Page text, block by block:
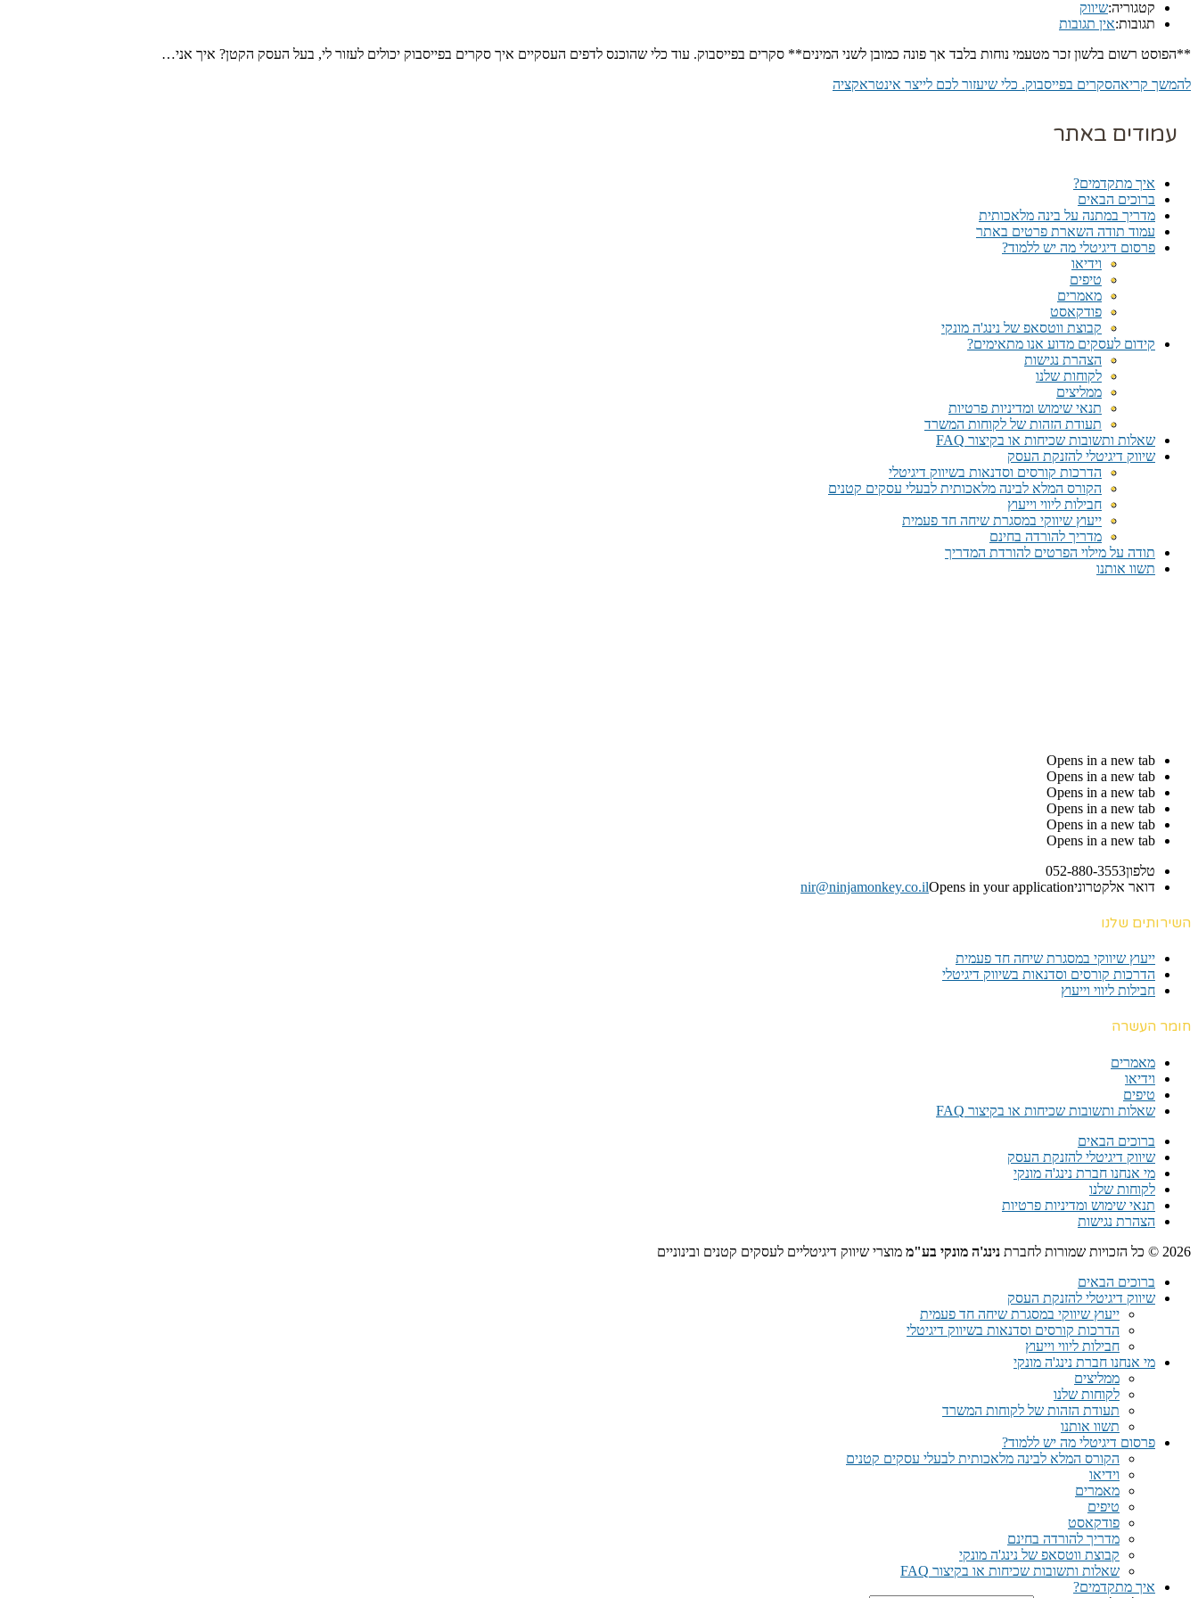
קטגוריה:שיווק
תגובות:אין תגובות
**הפוסט רשום בלשון זכר מטעמי נוחות בלבד אך פונה כמובן לשני המינים** סקרים בפייסבוק. עוד כלי שהוכנס לדפים העסקיים איך סקרים בפייסבוק יכולים לעזור לי, בעל העסק הקטן? איך אני…
להמשך קריאהסקרים בפייסבוק. כלי שיעזור לכם לייצר אינטראקציה
עמודים באתר
איך מתקדמים?
ברוכים הבאים
מדריך במתנה על בינה מלאכותית
עמוד תודה השארת פרטים באתר
פרסום דיגיטלי מה יש ללמוד?
וידיאו
טיפים
מאמרים
פודקאסט
קבוצת ווטסאפ של נינג'ה מונקי​
קידום לעסקים מדוע אנו מתאימים?
הצהרת נגישות
לקוחות שלנו
ממליצים
תנאי שימוש ומדיניות פרטיות
תעודת הזהות של לקוחות המשרד
שאלות ותשובות שכיחות או בקיצור FAQ
שיווק דיגיטלי להזנקת העסק
הדרכות קורסים וסדנאות בשיווק דיגיטלי
הקורס המלא לבינה מלאכותית לבעלי עסקים קטנים
חבילות ליווי וייעוץ
ייעוץ שיווקי במסגרת שיחה חד פעמית​
מדריך להורדה בחינם
תודה על מילוי הפרטים להורדת המדריך
תשוו אותנו
Opens in a new tab
Opens in a new tab
Opens in a new tab
Opens in a new tab
Opens in a new tab
Opens in a new tab
טלפון052-880-3553
דואר אלקטרוני
nir@ninjamonkey.co.ilOpens in your application
השירותים שלנו
ייעוץ שיווקי במסגרת שיחה חד פעמית​
הדרכות קורסים וסדנאות בשיווק דיגיטלי
חבילות ליווי וייעוץ
חומר העשרה
מאמרים
וידיאו
טיפים
שאלות ותשובות שכיחות או בקיצור FAQ
ברוכים הבאים
שיווק דיגיטלי להזנקת העסק
מי אנחנו חברת נינג'ה מונקי
לקוחות שלנו
תנאי שימוש ומדיניות פרטיות
הצהרת נגישות
2026 © כל הזכויות שמורות לחברת
נינג'ה מונקי בע"מ מוצרי שיווק דיגיטליים לעסקים קטנים ובינוניים
ברוכים הבאים
שיווק דיגיטלי להזנקת העסק
ייעוץ שיווקי במסגרת שיחה חד פעמית​
הדרכות קורסים וסדנאות בשיווק דיגיטלי
חבילות ליווי וייעוץ
מי אנחנו חברת נינג'ה מונקי
ממליצים
לקוחות שלנו
תעודת הזהות של לקוחות המשרד
תשוו אותנו
פרסום דיגיטלי מה יש ללמוד?
הקורס המלא לבינה מלאכותית לבעלי עסקים קטנים
וידיאו
מאמרים
טיפים
פודקאסט
מדריך להורדה בחינם
קבוצת ווטסאפ של נינג'ה מונקי​
שאלות ותשובות שכיחות או בקיצור FAQ
איך מתקדמים?